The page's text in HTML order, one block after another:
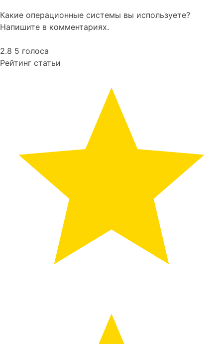
Какие операционные системы вы используете?
Напишите в комментариях.
2.8 5 голоса
Рейтинг статьи